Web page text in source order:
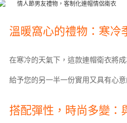
溫暖窩心的禮物：寒冷
在寒冷的天氣下，這款連帽衛衣將
給予您的另一半一份實用又具有心
搭配彈性，時尚多變：